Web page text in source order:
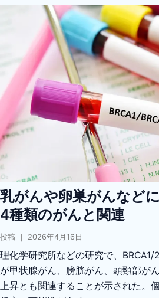
乳がんや卵巣がんなど
4種類のがんと関連
投稿 ｜ 2026年4月16日
理化学研究所などの研究で、BRCA1/
が甲状腺がん、膀胱がん、頭頸部が
上昇とも関連することが示された。